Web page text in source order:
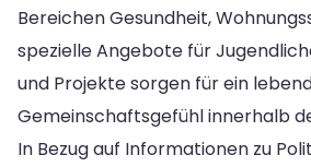
Bereichen Gesundheit,
spezielle Angebote für
und Projekte sorgen für ein
Gemeinschaftsgefühl innerhalb
In Bezug auf Informationen zu